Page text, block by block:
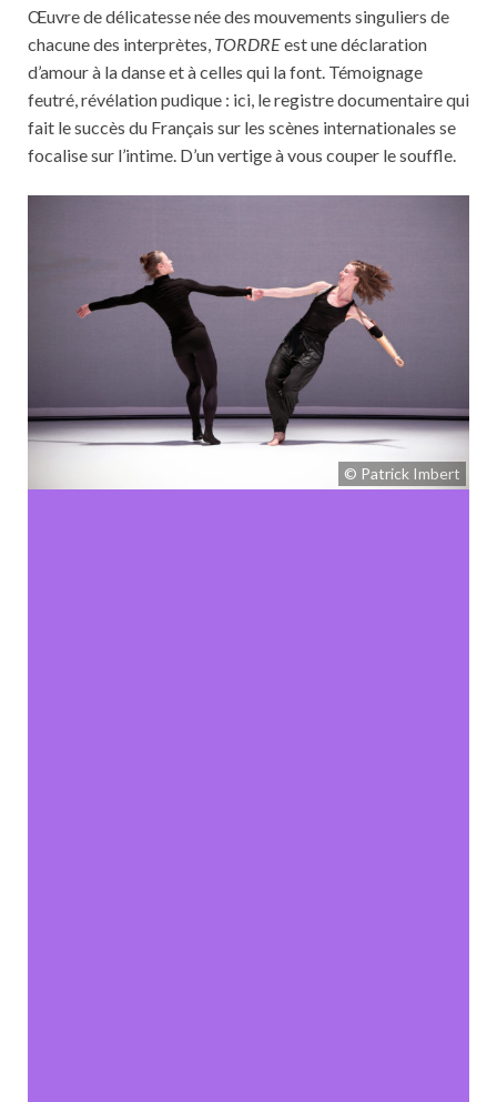
Œuvre de délicatesse née des mouvements singuliers de
chacune des interprètes, TORDREest une déclaration
d’amour à la danse et à celles qui la font. Témoignage
feutré, révélation pudique : ici, le registre documentaire qui
fait le succès du Français sur les scènes internationales se
focalise sur l’intime. D’un vertige à vous couper le souffle.
© Patrick Imbert